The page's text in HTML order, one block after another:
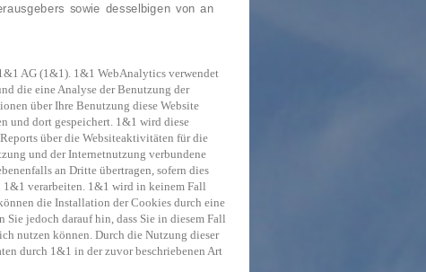
sowie desselbigen von an
AG (1&1). 1&1 WebAnalytics verwendet
die eine Analyse der Benutzung der
über Ihre Benutzung diese Website
und dort gespeichert. 1&1 wird diese
über die Websiteaktivitäten für die
und der Internetnutzung verbundene
an Dritte übertragen, sofern dies
1&1 verarbeiten. 1&1 wird in keinem Fall
die Installation der Cookies durch eine
jedoch darauf hin, dass Sie in diesem Fall
nutzen können. Durch die Nutzung dieser
durch 1&1 in der zuvor beschriebenen Art